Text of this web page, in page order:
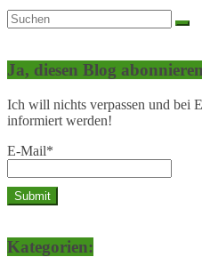
Ja, diesen Blog
Ich will nichts verpassen und bei
informiert werden!
E-Mail*
Kategorien: